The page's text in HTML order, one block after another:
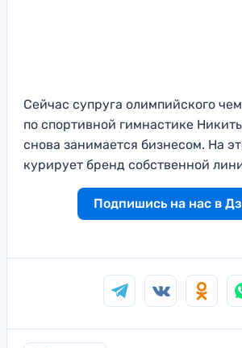
Сейчас супруга олимпийского
по спортивной гимнастике
снова занимается бизнесом. На
курирует бренд собственной
Подпишись на нас в